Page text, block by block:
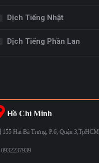
Dịch Tiếng Nhật
Dịch Tiếng Phần Lan
Hồ Chí Minh
155 Hai Bà Trưng, P.6, Quận 3,TpHCM
0932237939